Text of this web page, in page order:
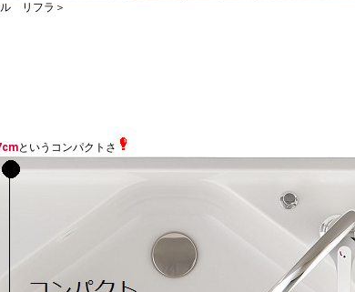
ル リフラ＞
というコンパクトさ